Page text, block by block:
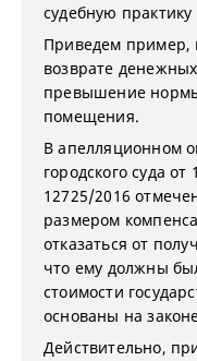
судебную
Приведем пример,
возврате
превышение
помещения.
В апелляционном
городского суда
12725/2016
размером
отказаться от
что ему должны
стоимости
основаны на
Действительно,